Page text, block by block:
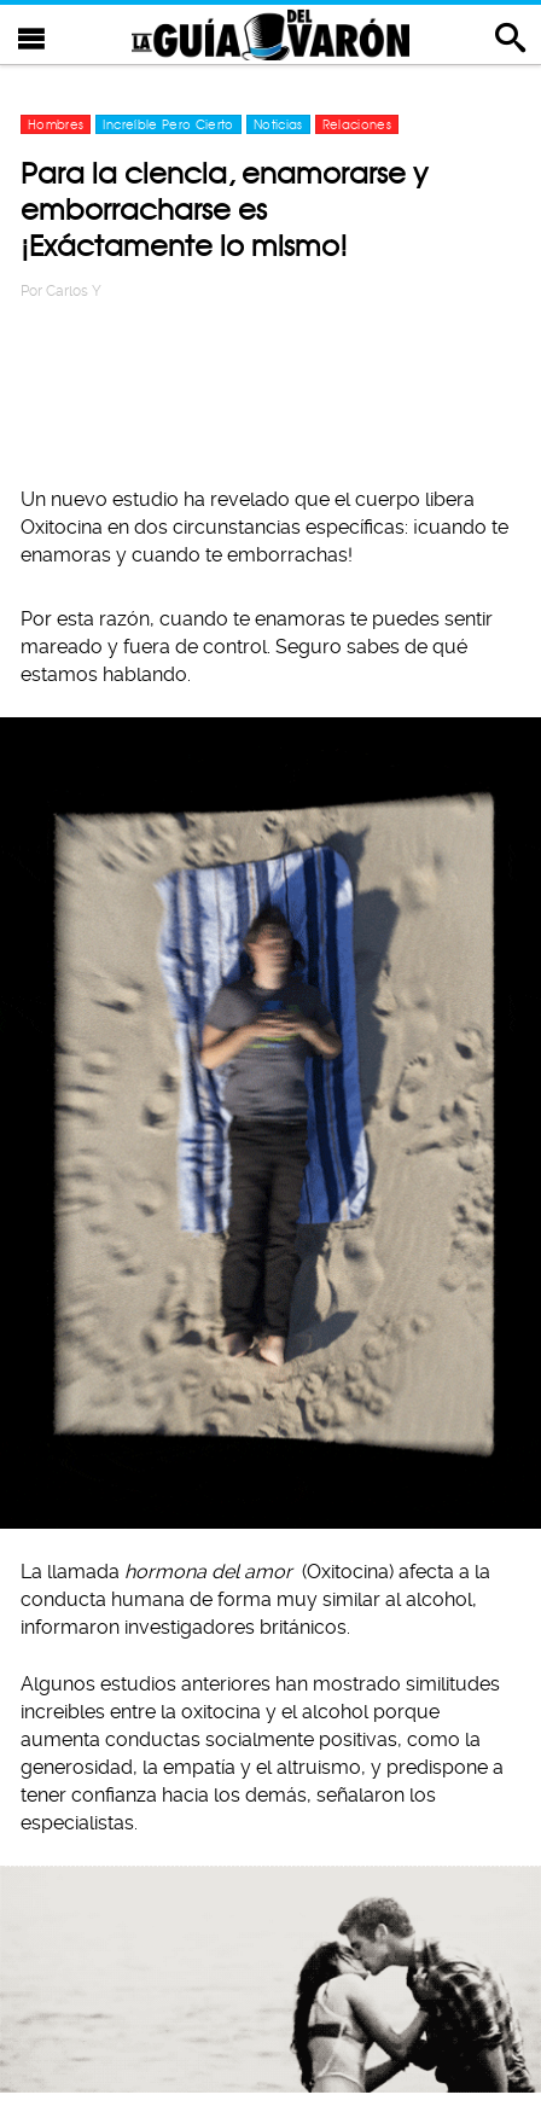
Hombres Increíble Pero Cierto Noticias Relaciones
Para la ciencia, enamorarse y
emborracharse es
¡Exáctamente lo mismo!
Por Carlos Y
Un nuevo estudio ha revelado que el cuerpo libera
Oxitocina en dos circunstancias específicas: ¡cuando te
enamoras y cuando te emborrachas!
Por esta razón, cuando te enamoras te puedes sentir
mareado y fuera de control. Seguro sabes de qué
estamos hablando.
La llamada hormona del amor (Oxitocina) afecta a la
conducta humana de forma muy similar al alcohol,
informaron investigadores británicos.
Algunos estudios anteriores han mostrado similitudes
increibles entre la oxitocina y el alcohol porque
aumenta conductas socialmente positivas, como la
generosidad, la empatía y el altruismo, y predispone a
tener confianza hacia los demás, señalaron los
especialistas.